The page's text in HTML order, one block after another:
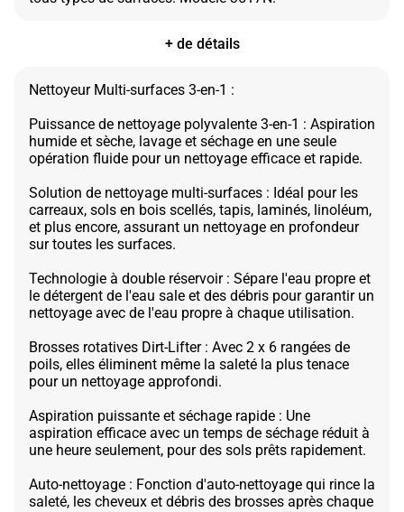
+ de détails
Nettoyeur Multi-surfaces 3-en-1 :
Puissance de nettoyage polyvalente 3-en-1 : Aspiration
humide et sèche, lavage et séchage en une seule
opération fluide pour un nettoyage efficace et rapide.
Solution de nettoyage multi-surfaces : Idéal pour les
carreaux, sols en bois scellés, tapis, laminés, linoléum,
et plus encore, assurant un nettoyage en profondeur
sur toutes les surfaces.
Technologie à double réservoir : Sépare l'eau propre et
le détergent de l'eau sale et des débris pour garantir un
nettoyage avec de l'eau propre à chaque utilisation.
Brosses rotatives Dirt-Lifter : Avec 2 x 6 rangées de
poils, elles éliminent même la saleté la plus tenace
pour un nettoyage approfondi.
Aspiration puissante et séchage rapide : Une
aspiration efficace avec un temps de séchage réduit à
une heure seulement, pour des sols prêts rapidement.
Auto-nettoyage : Fonction d'auto-nettoyage qui rince la
saleté, les cheveux et débris des brosses après chaque